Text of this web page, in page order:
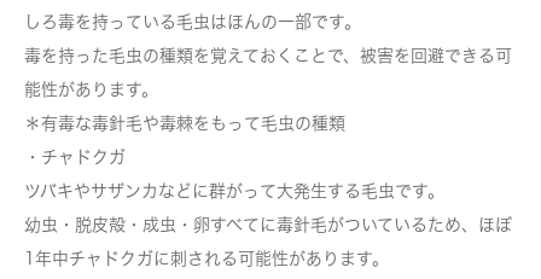
しろ毒を持っている毛虫はほんの一部です。
毒を持った毛虫の種類を覚えておくことで、被害を回避できる可
能性があります。
＊有毒な毒針毛や毒棘をもって毛虫の種類
・チャドクガ
ツバキやサザンカなどに群がって大発生する毛虫です。
幼虫・脱皮殻・成虫・卵すべてに毒針毛がついているため、ほぼ
1年中チャドクガに刺される可能性があります。